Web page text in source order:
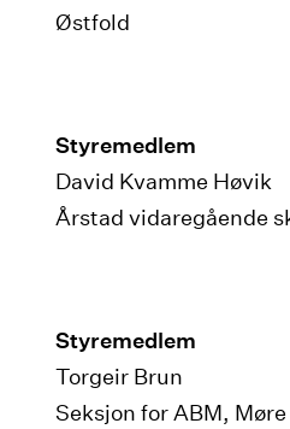
Østfold
Styremedlem
David Kvamme Høvik
Årstad vidaregående
Styremedlem
Torgeir Brun
Seksjon for ABM,